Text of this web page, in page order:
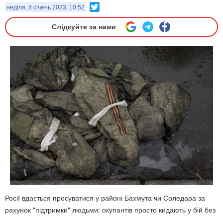
неділя, 8 січень 2023, 10:52
Слідкуйте за нами
Росії вдається просуватися у районі Бахмута чи Соледара за
рахунок "підтримки" людьми: окупантів просто кидають у бій без